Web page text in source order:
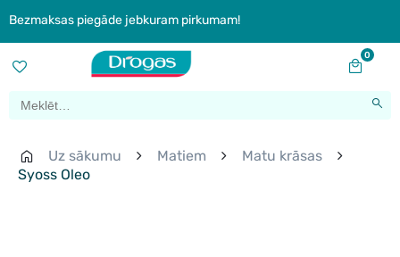
Bezmaksas piegāde jebkuram pirkumam!
0
Uz sākumu Matiem
Matu krāsas
Syoss Oleo